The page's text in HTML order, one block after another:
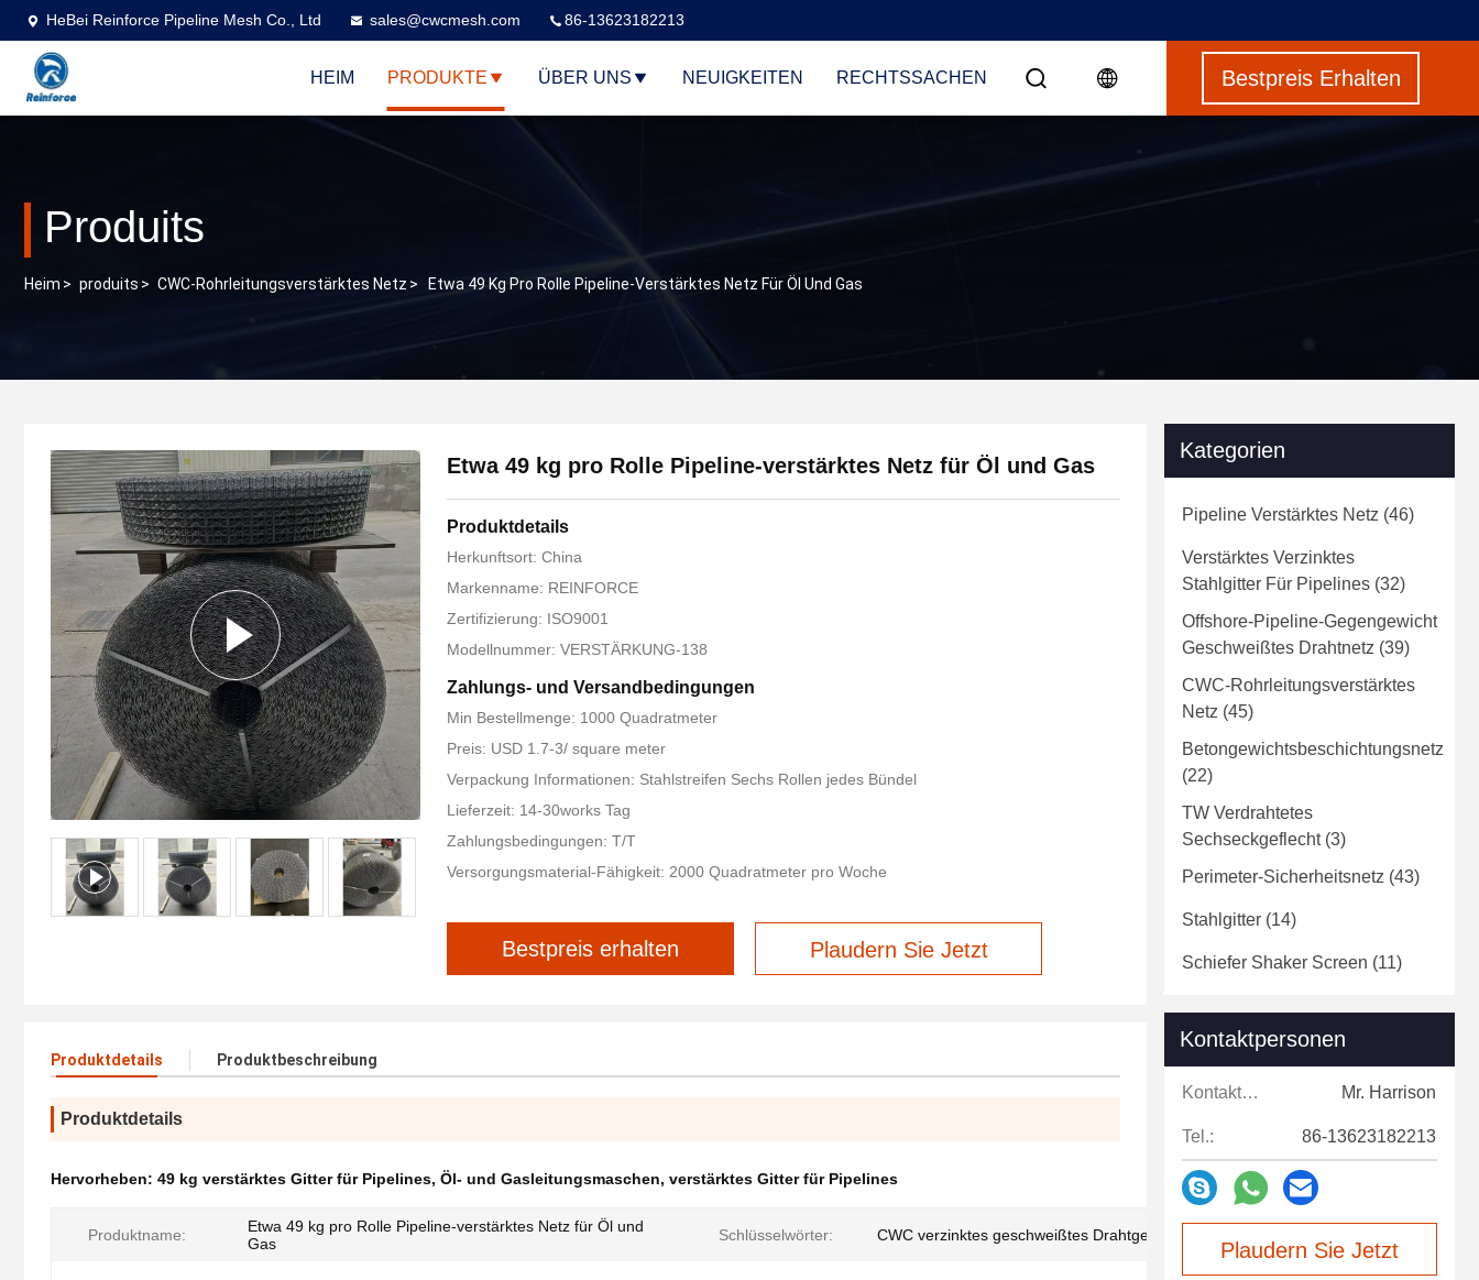
HeBei Reinforce Pipeline Mesh Co., Ltd sales@cwcmesh.com 86-13623182213
HEIM PRODUKTE ÜBER UNS NEUIGKEITEN RECHTSSACHEN Bestpreis Erhalten
Produits
Heim > produits > CWC-Rohrleitungsverstärktes Netz > Etwa 49 Kg Pro Rolle Pipeline-Verstärktes Netz Für Öl Und Gas
Etwa 49 kg pro Rolle Pipeline-verstärktes Netz für Öl und Gas
Produktdetails
Herkunftsort: China
Markenname: REINFORCE
Zertifizierung: ISO9001
Modellnummer: VERSTÄRKUNG-138
Zahlungs- und Versandbedingungen
Min Bestellmenge: 1000 Quadratmeter
Preis: USD 1.7-3/ square meter
Verpackung Informationen: Stahlstreifen Sechs Rollen jedes Bündel
Lieferzeit: 14-30works Tag
Zahlungsbedingungen: T/T
Versorgungsmaterial-Fähigkeit: 2000 Quadratmeter pro Woche
Bestpreis erhalten Plaudern Sie Jetzt
Produktdetails Produktbeschreibung
Produktdetails
Hervorheben: 49 kg verstärktes Gitter für Pipelines, Öl- und Gasleitungsmaschen, verstärktes Gitter für Pipelines
Produktname:
Etwa 49 kg pro Rolle Pipeline-verstärktes Netz für Öl und
Gas
Schlüsselwörter: CWC verzinktes geschweißtes Drahtgeflecht für Öl und Gas
Kategorien
Pipeline Verstärktes Netz (46)
Verstärktes Verzinktes
Stahlgitter Für Pipelines (32)
Offshore-Pipeline-Gegengewicht
Geschweißtes Drahtnetz (39)
CWC-Rohrleitungsverstärktes
Netz (45)
Betongewichtsbeschichtungsnetz
(22)
TW Verdrahtetes
Sechseckgeflecht(3)
Perimeter-Sicherheitsnetz (43)
Stahlgitter (14)
Schiefer Shaker Screen (11)
Kontaktpersonen
Kontaktpersonen: Mr. Harrison
Tel.: 86-13623182213
Plaudern Sie Jetzt